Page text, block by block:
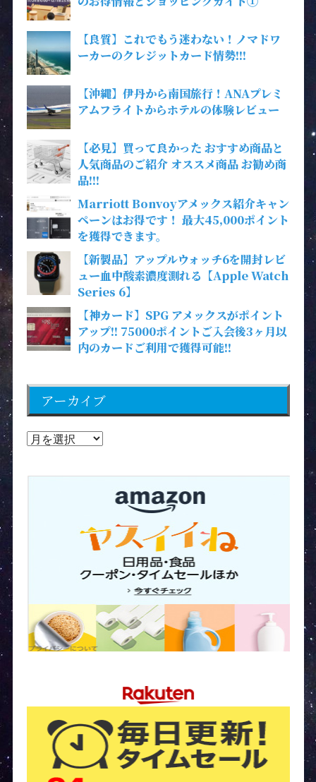
【良質】これでもう迷わない！ノマドワ
ーカーのクレジットカード情勢!!!
【沖縄】伊丹から南国旅行！ANAプレミ
アムフライトからホテルの体験レビュー
【必見】買って良かった おすすめ商品と
人気商品のご紹介 オススメ商品 お勧め商
品!!!
Marriott Bonvoyアメックス紹介キャン
ペーンはお得です！ 最大45,000ポイント
を獲得できます。
【新製品】アップルウォッチ6を開封レビ
ュー血中酸素濃度測れる【Apple Watch
Series 6】
【神カード】SPG アメックスがポイント
アップ!! 75000ポイントご入会後3ヶ月以
内のカードご利用で獲得可能!!
アーカイブ